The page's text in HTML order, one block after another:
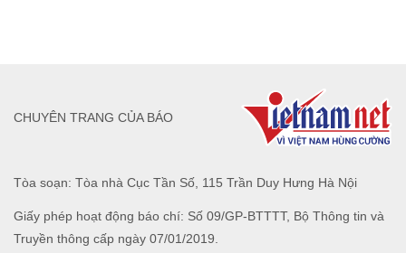
Tòa soạn: Tòa nhà Cục Tần Số, 115 Trần Duy Hưng Hà Nội
Giấy phép hoạt động báo chí: Số 09/GP-BTTTT, Bộ Thông tin và
Truyền thông cấp ngày 07/01/2019.
CHUYÊN TRANG CỦA BÁO